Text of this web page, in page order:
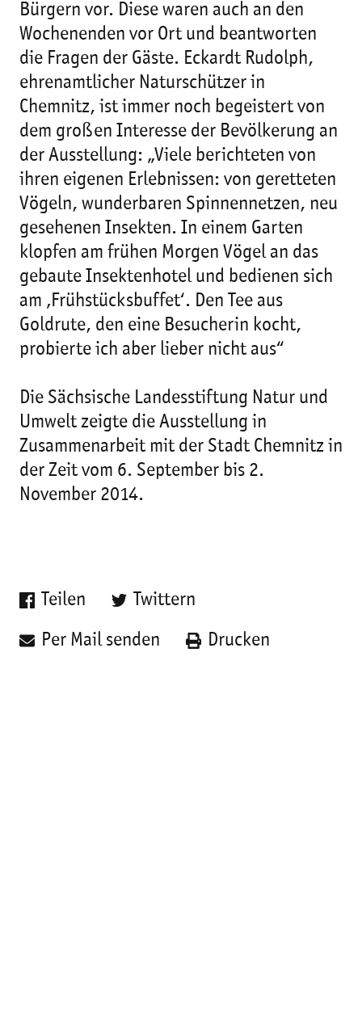
Bürgern vor. Diese waren auch an den
Wochenenden vor Ort und beantworten
die Fragen der Gäste. Eckardt Rudolph,
ehrenamtlicher Naturschützer in
Chemnitz, ist immer noch begeistert von
dem großen Interesse der Bevölkerung an
der Ausstellung: „Viele berichteten von
ihren eigenen Erlebnissen: von geretteten
Vögeln, wunderbaren Spinnennetzen, neu
gesehenen Insekten. In einem Garten
klopfen am frühen Morgen Vögel an das
gebaute Insektenhotel und bedienen sich
am ‚Frühstücksbuffet‘. Den Tee aus
Goldrute, den eine Besucherin kocht,
probierte ich aber lieber nicht aus“
Die Sächsische Landesstiftung Natur und
Umwelt zeigte die Ausstellung in
Zusammenarbeit mit der Stadt Chemnitz in
der Zeit vom 6. September bis 2.
November 2014.
Teilen Twittern
Per Mail senden Drucken